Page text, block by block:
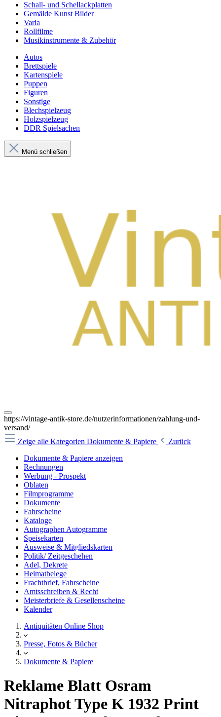
Schall- und Schellackplatten
Gemälde Kunst Bilder
Varia
Rollfilme
Musikinstrumente & Zubehör
Autos
Brettspiele
Kartenspiele
Puppen
Figuren
Sonstige
Blechspielzeug
Holzspielzeug
DDR Spielsachen
Menü schließen
https://vintage-antik-store.de/nutzerinformationen/zahlung-und-
versand/
Zeige alle Kategorien Dokumente & Papiere
Zurück
Dokumente & Papiere anzeigen
Rechnungen
Werbung - Prospekt
Oblaten
Filmprogramme
Dokumente
Fahrscheine
Kataloge
Autographen Autogramme
Speisekarten
Ausweise & Mitgliedskarten
Politik/ Zeitgeschehen
Adel, Dekrete
Heimatbelege
Frachtbrief, Fahrscheine
Amtsschreiben & Recht
Meisterbriefe & Gesellenscheine
Kalender
Antiquitäten Online Shop
Presse, Fotos & Bücher
Dokumente & Papiere
Reklame Blatt Osram
Nitraphot Type K 1932 Print